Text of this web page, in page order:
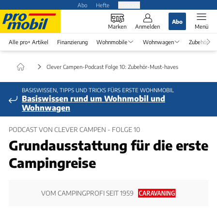
Abo Hefte
Marken Anmelden
Abo
Menü
Alle pro+ Artikel Finanzierung Wohnmobile Wohnwagen Zubehör
Clever Campen-Podcast Folge 10: Zubehör-Must-haves
BASISWISSEN, TIPPS UND TRICKS FÜRS ERSTE WOHNMOBIL
Basiswissen rund um Wohnmobil und
Wohnwagen
PODCAST VON CLEVER CAMPEN - FOLGE 10
Grundausstattung für die erste
Campingreise
VOM CAMPINGPROFI SEIT 1959